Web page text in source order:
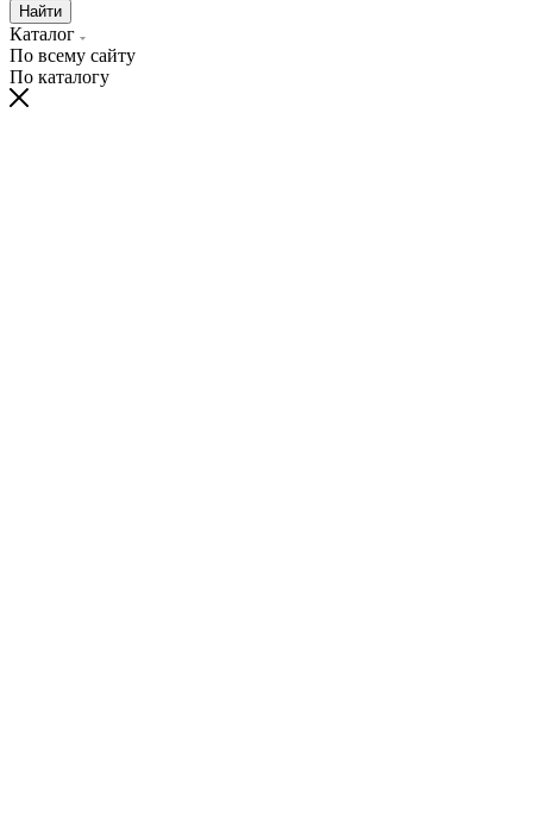
Найти
Каталог
По всему сайту
По каталогу